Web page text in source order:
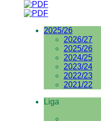
2025/26
2026/27
2025/26
2024/25
2023/24
2022/23
2021/22
Liga